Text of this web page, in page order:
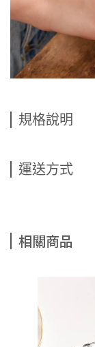
規格說明
運送方式
相關商品